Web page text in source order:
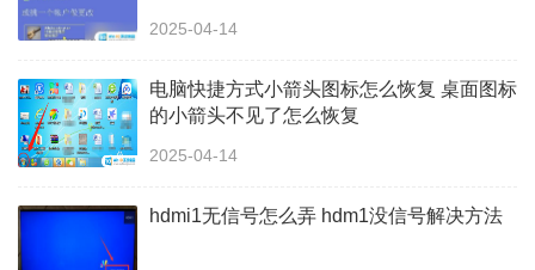
2025-04-14
电脑快捷方式小箭头图标怎么恢复 桌面图标
的小箭头不见了怎么恢复
2025-04-14
hdmi1无信号怎么弄 hdm1没信号解决方法